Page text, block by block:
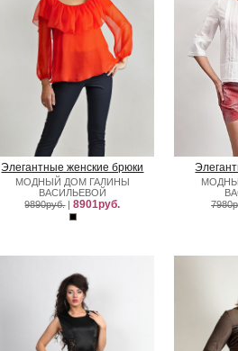
Элегантные женские брюки
МОДНЫЙ ДОМ ГАЛИНЫ
ВАСИЛЬЕВОЙ
9890руб.|8901руб.